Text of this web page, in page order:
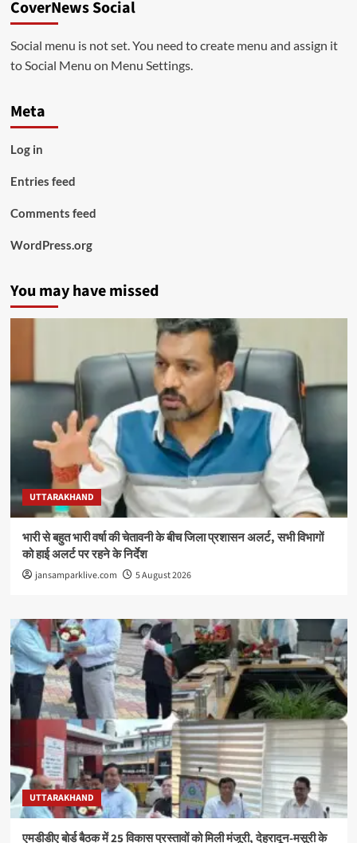
CoverNews Social
Social menu is not set. You need to create menu and assign it
to Social Menu on Menu Settings.
Meta
Log in
Entries feed
Comments feed
WordPress.org
You may have missed
UTTARAKHAND
भारी से बहुत भारी वर्षा की चेतावनी के बीच जिला प्रशासन अलर्ट, सभी विभागों
को हाई अलर्ट पर रहने के निर्देश
jansamparklive.com 5 August 2026
UTTARAKHAND
एमडीडीए बोर्ड बैठक में 25 विकास प्रस्तावों को मिली मंजूरी, देहरादून-मसूरी के